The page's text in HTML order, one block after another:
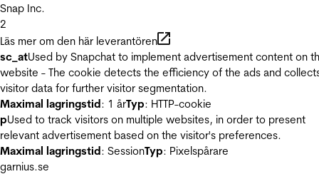
Snap Inc.
2
Läs mer om den här leverantören
sc_atUsed by Snapchat to implement advertisement content on
website - The cookie detects the efficiency of the ads and
visitor data for further visitor segmentation.
Maximal lagringstid: 1 årTyp: HTTP-cookie
pUsed to track visitors on multiple websites, in order to present
relevant advertisement based on the visitor's preferences.
Maximal lagringstid: SessionTyp: Pixelspårare
garnius.se